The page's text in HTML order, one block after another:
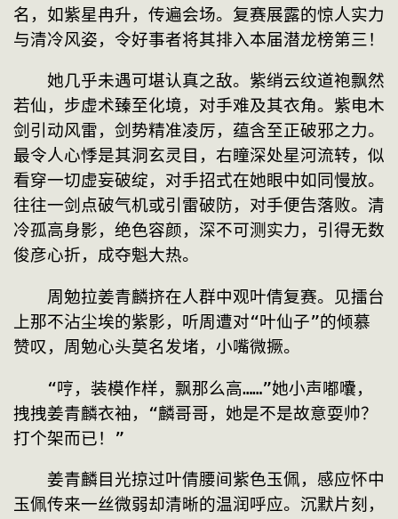
名，如紫星冉升，传遍会场。复赛展露的惊人实力
与清冷风姿，令好事者将其排入本届潜龙榜第三！
她几乎未遇可堪认真之敌。紫绡云纹道袍飘然
若仙，步虚术臻至化境，对手难及其衣角。紫电木
剑引动风雷，剑势精准凌厉，蕴含至正破邪之力。
最令人心悸是其洞玄灵目，右瞳深处星河流转，似
看穿一切虚妄破绽，对手招式在她眼中如同慢放。
往往一剑点破气机或引雷破防，对手便告落败。清
冷孤高身影，绝色容颜，深不可测实力，引得无数
俊彦心折，成夺魁大热。
周勉拉姜青麟挤在人群中观叶倩复赛。见擂台
上那不沾尘埃的紫影，听周遭对“叶仙子”的倾慕
赞叹，周勉心头莫名发堵，小嘴微撅。
“哼，装模作样，飘那么高……”她小声嘟囔，
拽拽姜青麟衣袖，“麟哥哥，她是不是故意耍帅？
打个架而已！”
姜青麟目光掠过叶倩腰间紫色玉佩，感应怀中
玉佩传来一丝微弱却清晰的温润呼应。沉默片刻，